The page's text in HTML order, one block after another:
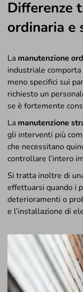
Differenze
ordinaria e
La manutenzione
industriale
meno specifici sui
richiesto un
se è fortemente
La manutenzione
gli interventi più
che necessitano
controllare l’intero
Si tratta inoltre di
effettuarsi quando i
deterioramenti o
e l’installazione di